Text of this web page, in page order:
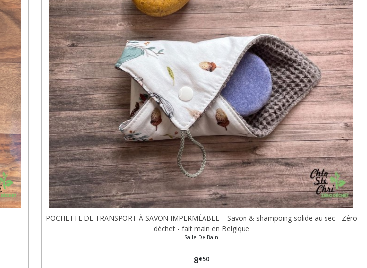
POCHETTE DE TRANSPORT À SAVON IMPERMÉABLE – Savon & shampoing solide au sec - Zéro
déchet - fait main en Belgique
Salle De Bain
8€50